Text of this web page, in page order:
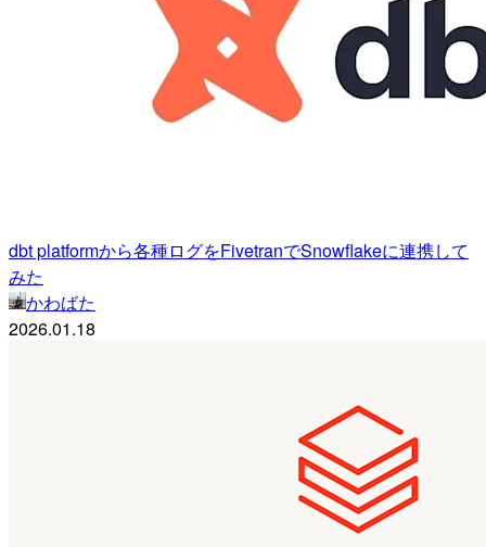
dbt platformから各種ログをFivetranでSnowflakeに連携して
みた
かわばた
2026.01.18